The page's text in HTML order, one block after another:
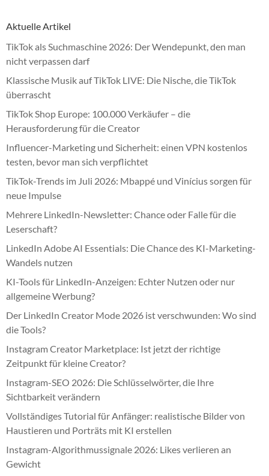
Aktuelle Artikel
TikTok als Suchmaschine 2026: Der Wendepunkt, den man
nicht verpassen darf
Klassische Musik auf TikTok LIVE: Die Nische, die TikTok
überrascht
TikTok Shop Europe: 100.000 Verkäufer – die
Herausforderung für die Creator
Influencer-Marketing und Sicherheit: einen VPN kostenlos
testen, bevor man sich verpflichtet
TikTok-Trends im Juli 2026: Mbappé und Vinícius sorgen für
neue Impulse
Mehrere LinkedIn-Newsletter: Chance oder Falle für die
Leserschaft?
LinkedIn Adobe AI Essentials: Die Chance des KI-Marketing-
Wandels nutzen
KI-Tools für LinkedIn-Anzeigen: Echter Nutzen oder nur
allgemeine Werbung?
Der LinkedIn Creator Mode 2026 ist verschwunden: Wo sind
die Tools?
Instagram Creator Marketplace: Ist jetzt der richtige
Zeitpunkt für kleine Creator?
Instagram-SEO 2026: Die Schlüsselwörter, die Ihre
Sichtbarkeit verändern
Vollständiges Tutorial für Anfänger: realistische Bilder von
Haustieren und Porträts mit KI erstellen
Instagram-Algorithmussignale 2026: Likes verlieren an
Gewicht